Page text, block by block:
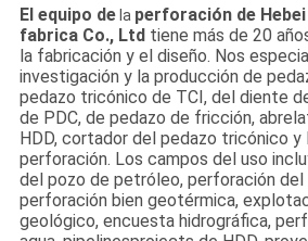
El equipo dela perforación de
fabrica Co., Ltd tiene más de 20
la fabricación y el diseño. Nos
investigación y la producción de
pedazo tricónico de TCI, del diente
de PDC, de pedazo de fricción,
HDD, cortador del pedazo tricónico
perforación. Los campos del uso
del pozo de petróleo, perforación del
perforación bien geotérmica,
geológico, encuesta hidrográfica,